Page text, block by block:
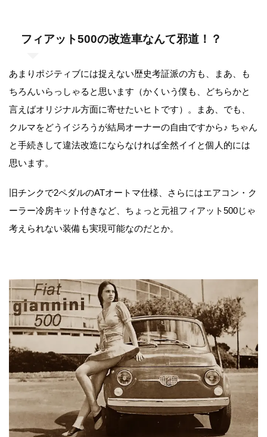
フィアット500の改造車なんて邪道！？
あまりポジティブには捉えない歴史考証派の方も、まあ、も
ちろんいらっしゃると思います（かくいう僕も、どちらかと
言えばオリジナル方面に寄せたいヒトです）。まあ、でも、
クルマをどうイジろうが結局オーナーの自由ですから♪ ちゃん
と手続きして違法改造にならなければ全然イイと個人的には
思います。
旧チンクで2ペダルのATオートマ仕様、さらにはエアコン・ク
ーラー冷房キット付きなど、ちょっと元祖フィアット500じゃ
考えられない装備も実現可能なのだとか。